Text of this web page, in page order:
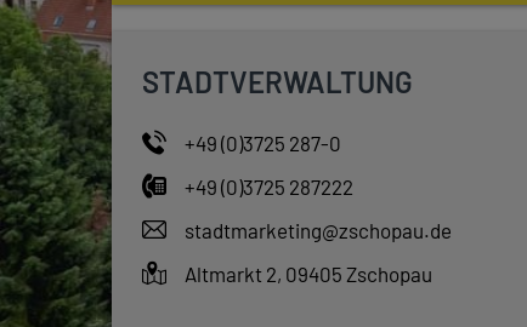
STADTVERWALTUNG
+49 (0)3725 287-0
+49 (0)3725 287222
stadtmarketing@zschopau.de
Altmarkt 2, 09405 Zschopau